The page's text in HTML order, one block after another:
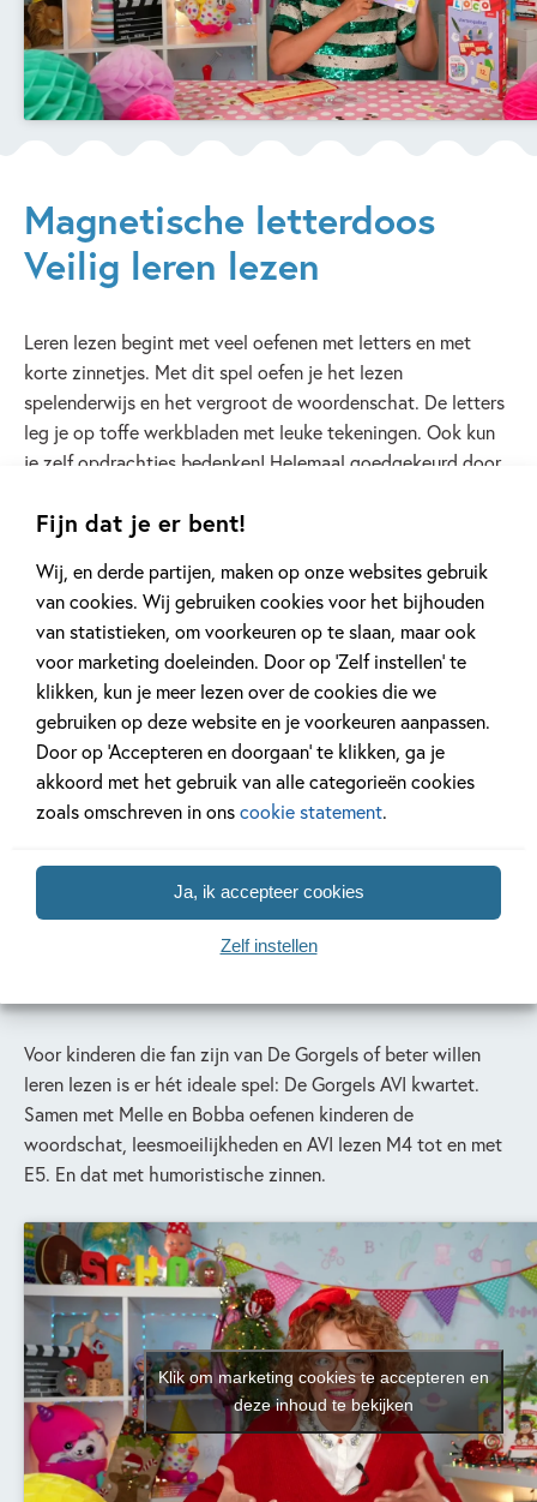
Fijn dat je er bent!
Wij, en derde partijen, maken op onze websites gebruik
van cookies. Wij gebruiken cookies voor het bijhouden
van statistieken, om voorkeuren op te slaan, maar ook
voor marketing doeleinden. Door op ‘Zelf instellen’ te
klikken, kun je meer lezen over de cookies die we
gebruiken op deze website en je voorkeuren aanpassen.
Door op ‘Accepteren en doorgaan’ te klikken, ga je
akkoord met het gebruik van alle categorieën cookies
zoals omschreven in onscookie statement.
Ja, ik accepteer cookies
Zelf instellen
Magnetische letterdoos
Veilig leren lezen
Leren lezen begint met veel oefenen met letters en met
korte zinnetjes. Met dit spel oefen je het lezen
spelenderwijs en het vergroot de woordenschat. De letters
leg je op toffe werkbladen met leuke tekeningen. Ook kun
je zelf opdrachtjes bedenken! Helemaal goedgekeurd door
Klik om marketing cookies te accepteren en
deze inhoud te bekijken
Voor kinderen die fan zijn van De Gorgels of beter willen
leren lezen is er hét ideale spel: De Gorgels AVI kwartet.
Samen met Melle en Bobba oefenen kinderen de
woordschat, leesmoeilijkheden en AVI lezen M4 tot en met
E5. En dat met humoristische zinnen.
Klik om marketing cookies te accepteren en
deze inhoud te bekijken